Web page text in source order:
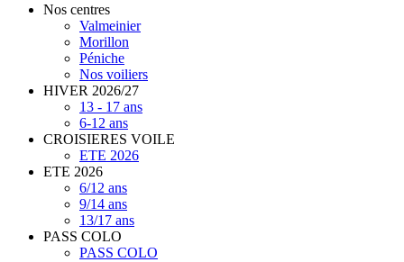
Nos centres
Valmeinier
Morillon
Péniche
Nos voiliers
HIVER 2026/27
13 - 17 ans
6-12 ans
CROISIERES VOILE
ETE 2026
ETE 2026
6/12 ans
9/14 ans
13/17 ans
PASS COLO
PASS COLO